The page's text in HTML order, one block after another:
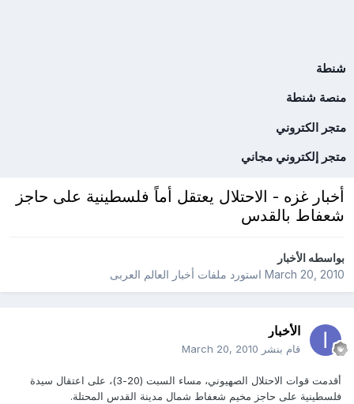
شنطة
منصة شنطة
متجر الكتروني
متجر إلكتروني مجاني
أخبار غزه - الاحتلال يعتقل أماً فلسطينية على حاجز
شعفاط بالقدس
بواسطهالأخبار
March 20, 2010استورد ملفات أخبار العالم العربى
الأخبار
قام بنشر March 20, 2010
أقدمت قوات الاحتلال الصهيوني، مساء السبت (20-3)، على اعتقال سيدة
فلسطينية على حاجز مخيم شعفاط شمال مدينة القدس المحتلة.